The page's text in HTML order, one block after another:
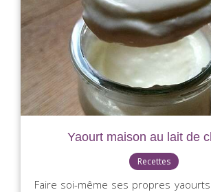
Yaourt maison au lait de
Recettes
Faire soi-même ses propres